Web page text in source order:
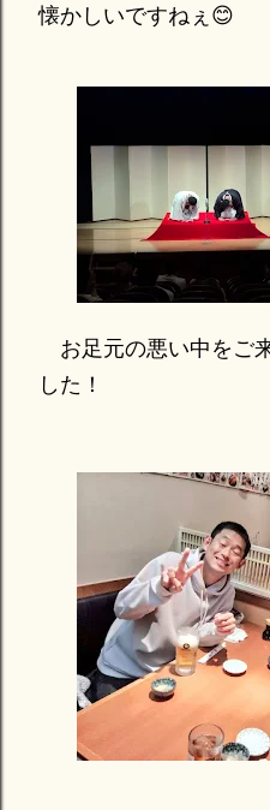
懐かしいですねぇ😊
お足元の悪い中をご
した！